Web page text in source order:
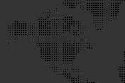
đình
Nâng
tầm
cuộc
sống
với
dịch
vụ
thang